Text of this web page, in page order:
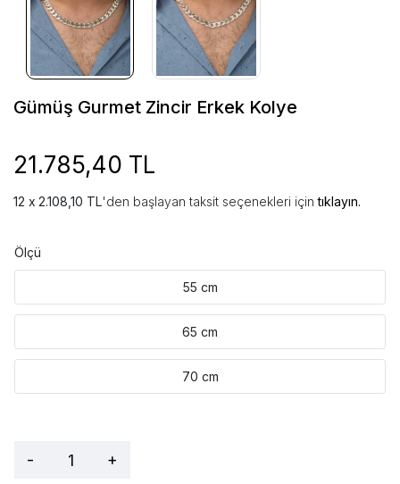
Gümüş Gurmet Zincir Erkek Kolye
21.785,40 TL
2.108,10 TL'den başlayan taksit seçenekleri içintıklayın.
Ölçü
55 cm
65 cm
70 cm
- +